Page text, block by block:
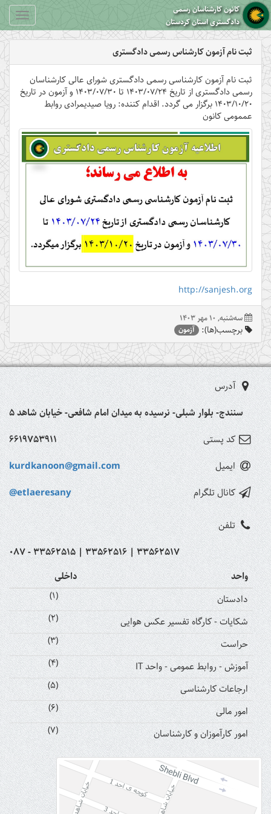
کانون کارشناسان رسمی
دادگستری استان کردستان
ثبت نام آزمون کارشناس رسمی دادگستری
ثبت نام آزمون کارشناسی رسمی دادگستری شورای عالی کارشناسان
رسمی دادگستری از تاریخ ۱۴۰۳/۰۷/۲۴ تا ۱۴۰۳/۰۷/۳۰ و آزمون در تاریخ
۱۴۰۳/۱۰/۲۰ برگزار می گردد. اقدام کننده: رویا صیدیمرادی روابط
عممومی کانون
http://sanjesh.org
ﺳﻪشنبه, 10 مهر 1403
برچسب(ها): آزمون
آدرس
سنندج- بلوار شبلی- نرسیده به میدان امام شافعی- خیابان شاهد 5
کد پستی
6619753911
ایمیل
kurdkanoon@gmail.com
کانال تلگرام
@etlaeresany
تلفن
087 - 33562515 | 33562516 | 33562517
واحد
داخلی
دادستان
(1)
شکایات - کارگاه تفسیر عکس هوایی
(2)
حراست
(3)
آموزش - روابط عمومی - واحد IT
(4)
ارجاعات کارشناسی
(5)
امور مالی
(6)
امور کارآموزان و کارشناسان
(7)